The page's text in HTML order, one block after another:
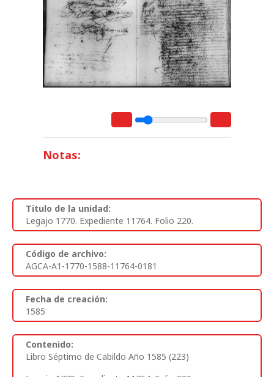
Notas:
Titulo de la unidad:
Legajo 1770. Expediente 11764. Folio 220.
Código de archivo:
AGCA-A1-1770-1588-11764-0181
Fecha de creación:
1585
Contenido:
Libro Séptimo de Cabildo Año 1585 (223)